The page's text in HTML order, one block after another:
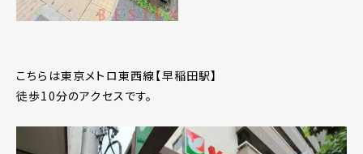
こちらは東京メトロ東西線【早稲田駅】
徒歩10分のアクセスです。